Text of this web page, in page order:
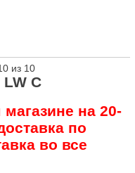
из 10
C
на 20-
по
во все